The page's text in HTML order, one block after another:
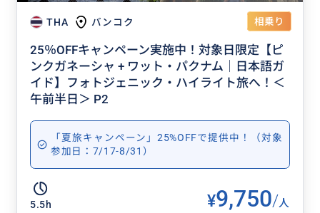
THA バンコク 相乗り
25％OFFキャンペーン実施中！対象日限定【ピ
ンクガネーシャ + ワット・パクナム｜日本語ガ
イド】フォトジェニック・ハイライト旅へ！＜
午前半日＞ P2
「夏旅キャンペーン」25%OFFで提供中！（対象
参加日：7/17-8/31）
5.5h ¥9,750/人